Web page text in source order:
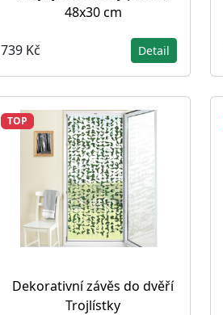
48x30 cm
739 Kč Detail
TOP
Dekorativní závěs do dvěří
Trojlístky